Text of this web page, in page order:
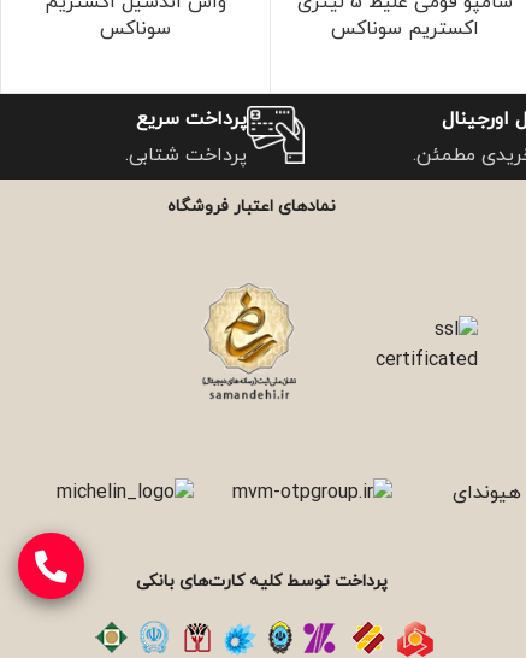
اکستریم سوناکس
سوناکس
مطمئن.
پرداخت سریع
پرداخت شتابی.
نمادهای اعتبار فروشگاه
پرداخت توسط کلیه کارت‌های بانکی